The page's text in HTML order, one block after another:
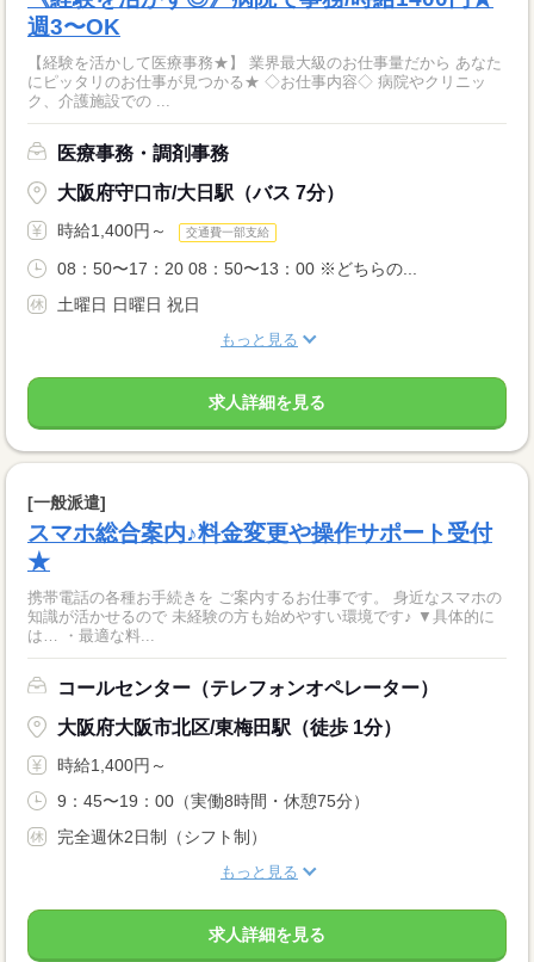
週3〜OK
【経験を活かして医療事務★】 業界最大級のお仕事量だから あなた
にピッタリのお仕事が見つかる★ ◇お仕事内容◇ 病院やクリニッ
ク、介護施設での ...
医療事務・調剤事務
大阪府守口市/大日駅（バス 7分）
時給1,400円～ 交通費一部支給
08：50〜17：20 08：50〜13：00 ※どちらの...
土曜日 日曜日 祝日
もっと見る
求人詳細を見る
[一般派遣]
スマホ総合案内♪料金変更や操作サポート受付
★
携帯電話の各種お手続きを ご案内するお仕事です。 身近なスマホの
知識が活かせるので 未経験の方も始めやすい環境です♪ ▼具体的に
は… ・最適な料...
コールセンター（テレフォンオペレーター）
大阪府大阪市北区/東梅田駅（徒歩 1分）
時給1,400円～
9：45〜19：00（実働8時間・休憩75分）
完全週休2日制（シフト制）
もっと見る
求人詳細を見る